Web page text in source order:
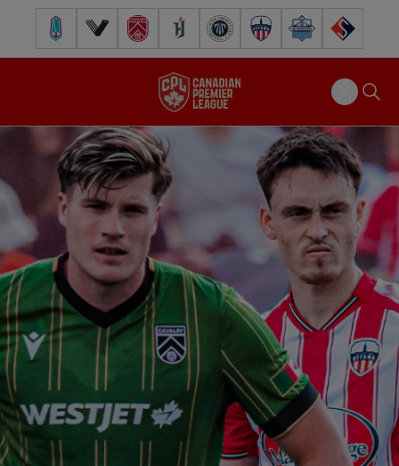
Pacific FC Vancouver FCCavalry FC Forge FC Inter Toronto FCAtlético OttawaHalifax Wanderers
FC Supra